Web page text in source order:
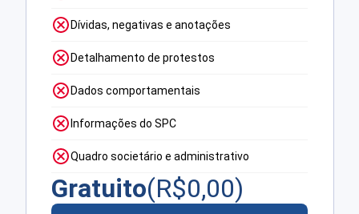
Dívidas, negativas e anotações
Detalhamento de protestos
Dados comportamentais
Informações do SPC
Quadro societário e administrativo
Gratuito(R$0,00)